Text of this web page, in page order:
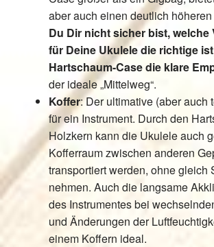
Kontakt / Impressum / AGB & co
aber auch einen deutlich
Du Dir nicht sicher bist, welche
für Deine Ukulele die richtige
Hartschaum-Case die klare
der ideale „Mittelweg“.
Koffer: Der ultimative (aber auch
für ein Instrument. Durch den
Holzkern kann die Ukulele auch
Kofferraum zwischen anderen
transportiert werden, ohne gleich
nehmen. Auch die langsame
des Instrumentes bei
und Änderungen der
einem Koffern ideal.